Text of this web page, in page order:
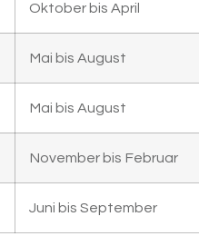
Oktober bis April
Mai bis August
Mai bis August
November bis Februar
Juni bis September